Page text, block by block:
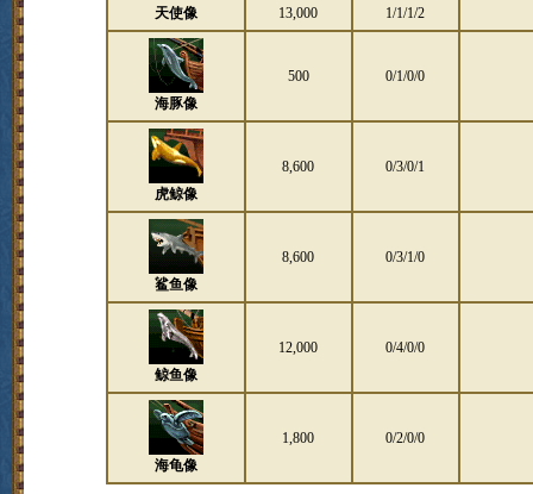
天使像 13,000 1/1/1/2
海豚像
500 0/1/0/0
虎鲸像
8,600 0/3/0/1
鲨鱼像
8,600 0/3/1/0
鲸鱼像
12,000 0/4/0/0
海龟像
1,800 0/2/0/0